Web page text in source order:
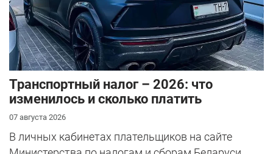
Транспортный налог – 2026: что
изменилось и сколько платить
07 августа 2026
В личных кабинетах плательщиков на сайте